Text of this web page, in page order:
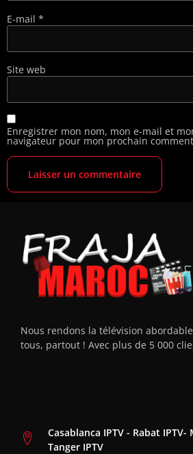
E-mail *
Site web
Enregistrer mon nom, mon e-mail et
navigateur pour mon prochain
Nous rendons la télévision
tous, partout ! Avec plus de 5 000
Casablanca IPTV - Rabat IPTV-
Tanger IPTV